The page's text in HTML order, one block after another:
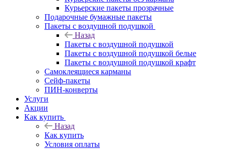
Курьерские пакеты прозрачные
Подарочные бумажные пакеты
Пакеты с воздушной подушкой
Назад
Пакеты с воздушной подушкой
Пакеты с воздушной подушкой белые
Пакеты с воздушной подушкой крафт
Самоклеящиеся карманы
Сейф-пакеты
ПИН-конверты
Услуги
Акции
Как купить
Назад
Как купить
Условия оплаты